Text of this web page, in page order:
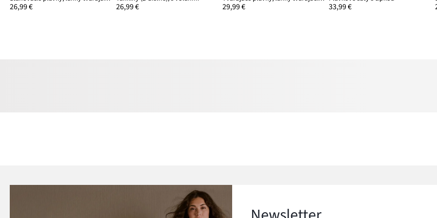
26,99 € 26,99 € 29,99 € 33,99 €